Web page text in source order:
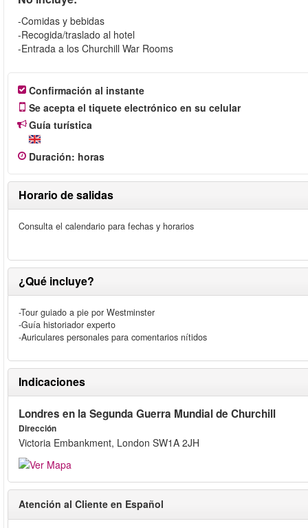
-Comidas y bebidas
-Recogida/traslado al hotel
-Entrada a los Churchill War Rooms
Confirmación al instante
Se acepta el tiquete electrónico en su celular
Guía turística
Duración: horas
Horario de salidas
Consulta el calendario para fechas y horarios
¿Qué incluye?
-Tour guiado a pie por Westminster
-Guía historiador experto
-Auriculares personales para comentarios nítidos
Indicaciones
Londres en la Segunda Guerra Mundial de Churchill
Dirección
Victoria Embankment, London SW1A 2JH
Atención al Cliente en Español